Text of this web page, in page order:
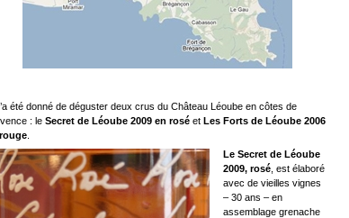
été donné de déguster deux crus du Château Léoube en côtes de
: le Secret de Léoube 2009 en roséet Les Forts de Léoube 2006
.
Le Secret de Léoube
2009, rosé , est élaboré
avec de vieilles vignes
– 30 ans – en
assemblage grenache